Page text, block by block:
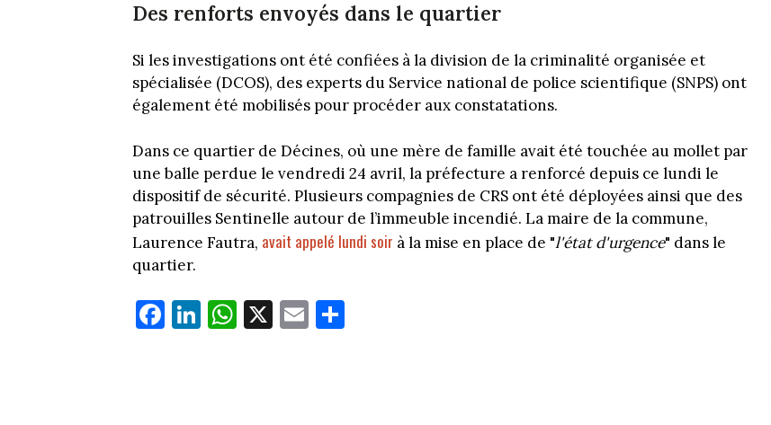
Des renforts envoyés dans le quartier
Si les investigations ont été confiées à la division de la criminalité organisée et
spécialisée (DCOS), des experts du Service national de police scientifique (SNPS) ont
également été mobilisés pour procéder aux constatations.
Dans ce quartier de Décines, où une mère de famille avait été touchée au mollet par
une balle perdue le vendredi 24 avril, la préfecture a renforcé depuis ce lundi le
dispositif de sécurité. Plusieurs compagnies de CRS ont été déployées ainsi que des
patrouilles Sentinelle autour de l’immeuble incendié. La maire de la commune,
Laurence Fautra, avait appelé lundi soir à la mise en place de "l'état d'urgence" dans le
quartier.
Fa
ce
Li
nk
W
ha
X E
m